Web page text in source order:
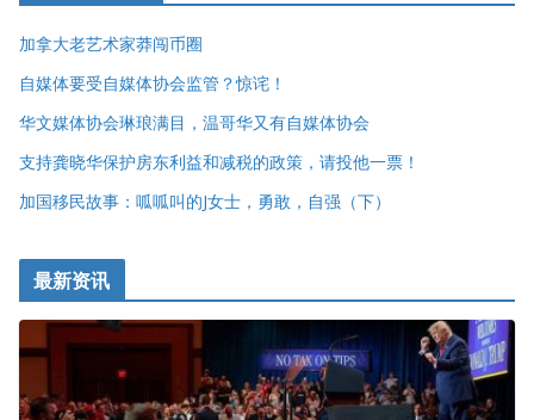
加拿大老艺术家莽闯币圈
自媒体要受自媒体协会监管？惊诧！
华文媒体协会琳琅满目，温哥华又有自媒体协会
支持龚晓华保护房东利益和减税的政策，请投他一票！
加国移民故事：呱呱叫的J女士，勇敢，自强（下）
最新资讯